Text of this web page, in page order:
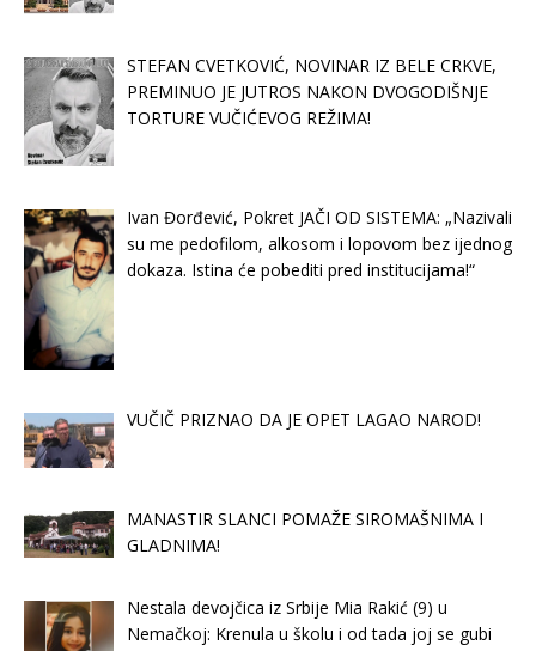
STEFAN CVETKOVIĆ, NOVINAR IZ BELE CRKVE,
PREMINUO JE JUTROS NAKON DVOGODIŠNJE
TORTURE VUČIĆEVOG REŽIMA!
Ivan Đorđević, Pokret JAČI OD SISTEMA: „Nazivali
su me pedofilom, alkosom i lopovom bez ijednog
dokaza. Istina će pobediti pred institucijama!“
VUČIČ PRIZNAO DA JE OPET LAGAO NAROD!
MANASTIR SLANCI POMAŽE SIROMAŠNIMA I
GLADNIMA!
Nestala devojčica iz Srbije Mia Rakić (9) u
Nemačkoj: Krenula u školu i od tada joj se gubi